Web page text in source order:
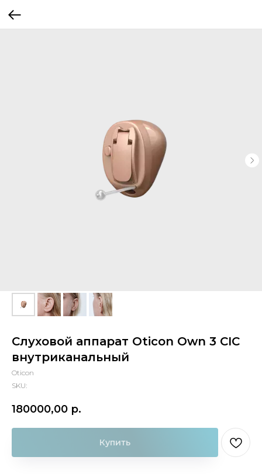
Слуховой аппарат Oticon Own 3 CIC
внутриканальный
Oticon
SKU:
180000,00 р.
Купить